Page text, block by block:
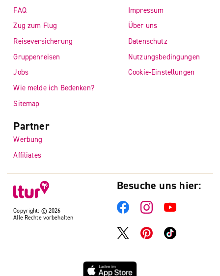
Copyright: © 2026
Alle Rechte vorbehalten
FAQ
Zug zum Flug
Reiseversicherung
Gruppenreisen
Jobs
Wie melde ich Bedenken?
Sitemap
Impressum
Über uns
Datenschutz
Nutzungsbedingungen
Cookie-Einstellungen
Partner
Werbung
Affiliates
Besuche uns hier: